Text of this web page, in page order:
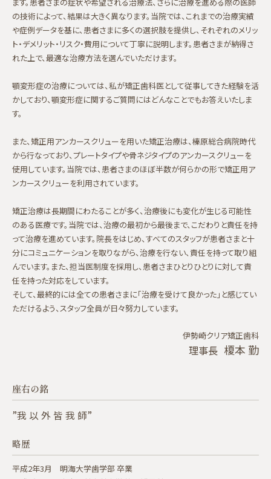
の技術によって、結果は大きく異なります。当院では、これまでの治療実績
や症例データを基に、患者さまに多くの選択肢を提供し、それぞれのメリッ
ト・デメリット・リスク・費用について丁寧に説明します。患者さまが納得さ
れた上で、最適な治療方法を選んでいただけます。
顎変形症の治療については、私が矯正歯科医として従事してきた経験を活
かしており、顎変形症に関するご質問にはどんなことでもお答えいたしま
す。
また、矯正用アンカースクリューを用いた矯正治療は、榛原総合病院時代
から行なっており、プレートタイプや骨ネジタイプのアンカースクリューを
使用しています。当院では、患者さまのほぼ半数が何らかの形で矯正用ア
ンカースクリューを利用されています。
矯正治療は長期間にわたることが多く、治療後にも変化が生じる可能性
のある医療です。当院では、治療の最初から最後まで、こだわりと責任を持
って治療を進めています。院長をはじめ、すべてのスタッフが患者さまと十
分にコミュニケーションを取りながら、治療を行ない、責任を持って取り組
んでいます。また、担当医制度を採用し、患者さまひとりひとりに対して責
任を持った対応をしています。
そして、最終的には全ての患者さまに「治療を受けて良かった」と感じてい
ただけるよう、スタッフ全員が日々努力しています。
伊勢崎クリア矯正歯科
理事長 榎本 勤
座右の銘
”我 以 外 皆 我 師”
略歴
平成2年3月 明海大学歯学部 卒業